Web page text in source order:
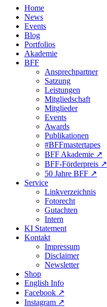
Home
News
Events
Blog
Portfolios
Akademie
BFF
Ansprechpartner
Satzung
Leistungen
Mitgliedschaft
Mitglieder
Events
Awards
Publikationen
#BFFmastertapes
BFF Akademie ↗︎
BFF-Förderpreis ↗︎
50 Jahre BFF ↗︎
Service
Linkverzeichnis
Fotorecht
Gutachten
Intern
KI Statement
Kontakt
Impressum
Disclaimer
Newsletter
Shop
English Info
Facebook ↗︎
Instagram ↗︎